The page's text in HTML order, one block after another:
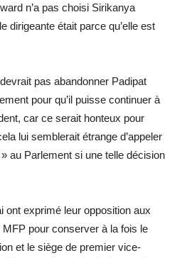
n’a pas choisi Sirikanya
dirigeante était parce qu’elle est
pas abandonner Padipat
pour qu’il puisse continuer à
car ce serait honteux pour
lui semblerait étrange d’appeler
au Parlement si une telle décision
ont exprimé leur opposition aux
pour conserver à la fois le
et le siège de premier vice-